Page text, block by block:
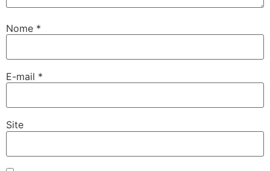
Nome *
E-mail *
Site